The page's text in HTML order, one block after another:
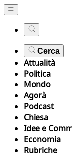
Cerca
Attualità
Politica
Mondo
Agorà
Podcast
Chiesa
Idee e
Economia
Rubriche